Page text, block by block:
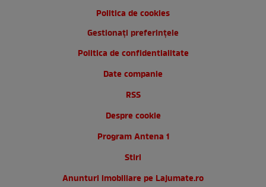
Politica de cookies
Gestionați preferințele
Politica de confidentialitate
Date companie
RSS
Despre cookie
Program Antena 1
Stiri
Anunturi imobiliare pe Lajumate.ro